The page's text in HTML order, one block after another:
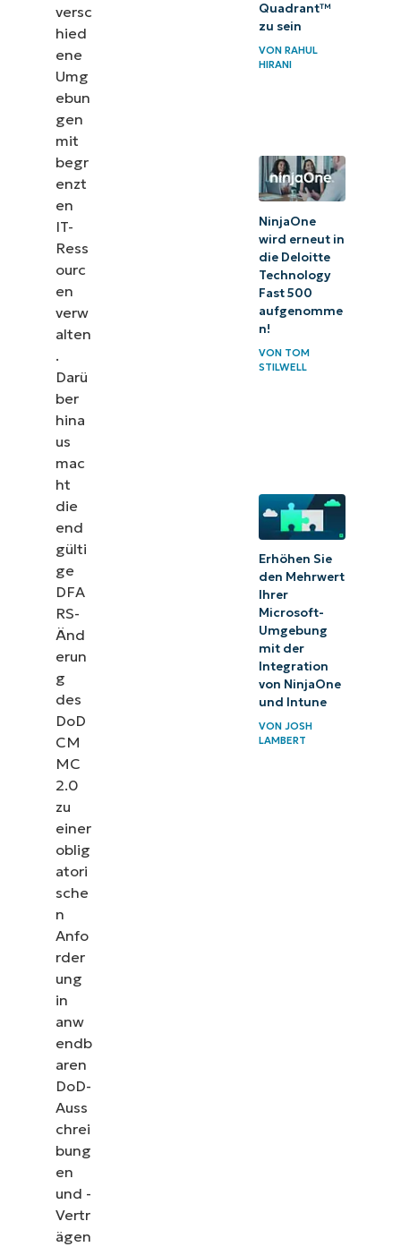
versc
hied
ene
Umg
ebun
gen
mit
begr
enzt
en
IT-
Ress
ourc
en
verw
alten
.
Darü
ber
hina
us
mac
ht
die
end
gülti
ge
DFA
RS-
Änd
erun
g
des
DoD
CM
MC
2.0
zu
einer
oblig
atori
sche
n
Anfo
rder
ung
in
anw
endb
aren
DoD-
Auss
chrei
bung
en
und -
Vertr
ägen
Quadrant™
zu sein
VON RAHUL
HIRANI
NinjaOne
wird erneut in
die Deloitte
Technology
Fast 500
aufgenomme
n!
VON TOM
STILWELL
Erhöhen Sie
den Mehrwert
Ihrer
Microsoft-
Umgebung
mit der
Integration
von NinjaOne
und Intune
VON JOSH
LAMBERT